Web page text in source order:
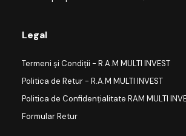
Legal
Termeni și Condiții - R.A.M MULTI INVEST
Politica de Retur - R.A.M MULTI INVEST
Politica de Confidențialitate RAM MULTI
Formular Retur